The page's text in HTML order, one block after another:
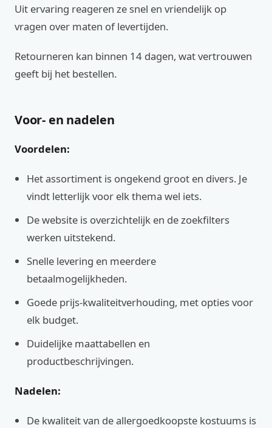
Uit ervaring reageren ze snel en vriendelijk op
vragen over maten of levertijden.
Retourneren kan binnen 14 dagen, wat vertrouwen
geeft bij het bestellen.
Voor- en nadelen
Voordelen:
Het assortiment is ongekend groot en divers. Je
vindt letterlijk voor elk thema wel iets.
De website is overzichtelijk en de zoekfilters
werken uitstekend.
Snelle levering en meerdere
betaalmogelijkheden.
Goede prijs-kwaliteitverhouding, met opties voor
elk budget.
Duidelijke maattabellen en
productbeschrijvingen.
Nadelen:
De kwaliteit van de allergoedkoopste kostuums is